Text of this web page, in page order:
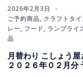
2026年2月3日
ご予約商品, クラフトタ
レー, フード, ランプライ
品
月替わり こしょう
２０２６年０２月分